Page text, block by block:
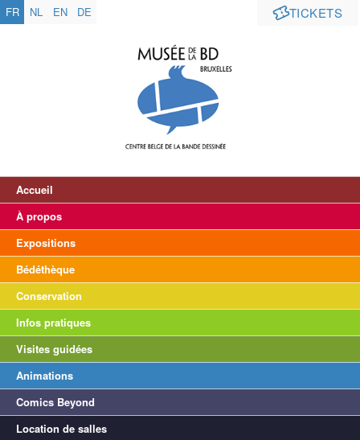
TICKETS
FR NL EN DE
Accueil
À propos
Expositions
Bédéthèque
Conservation
Infos pratiques
Visites guidées
Animations
Comics Beyond
Location de salles